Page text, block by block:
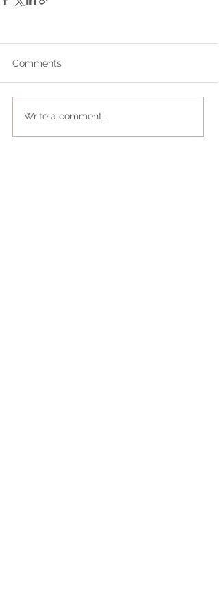
Comments
Write a comment...